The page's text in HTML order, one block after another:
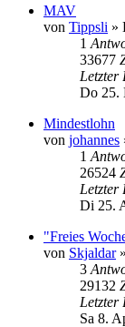
MAV
von Tippsli »
1
33677
Letzter
Do 25.
Mindestlohn
von johannes
1
26524
Letzter
Di 25.
"Freies
von Skjaldar»
3
29132
Letzter
Sa 8.